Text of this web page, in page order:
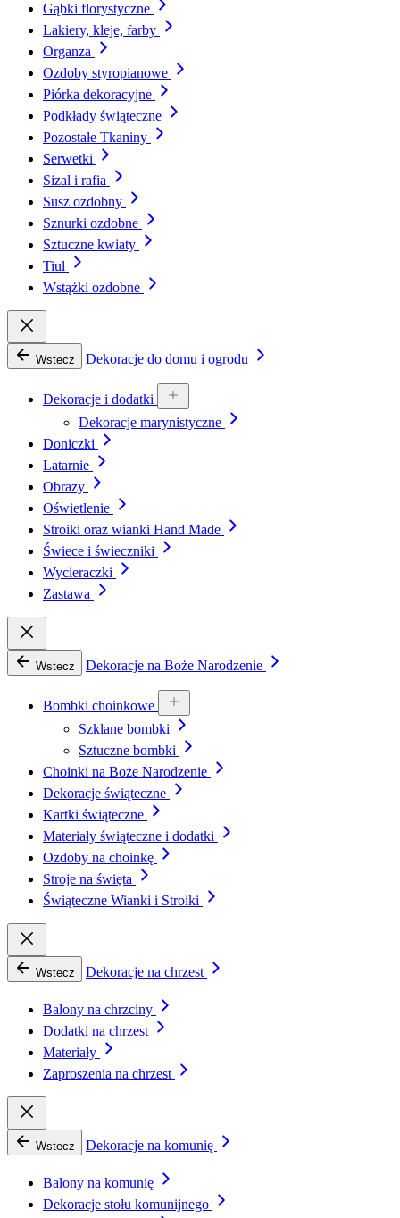
Gąbki florystyczne
Lakiery, kleje, farby
Organza
Ozdoby styropianowe
Piórka dekoracyjne
Podkłady świąteczne
Pozostałe Tkaniny
Serwetki
Sizal i rafia
Susz ozdobny
Sznurki ozdobne
Sztuczne kwiaty
Tiul
Wstążki ozdobne
Wstecz Dekoracje do domu i ogrodu
Dekoracje i dodatki
Dekoracje marynistyczne
Doniczki
Latarnie
Obrazy
Oświetlenie
Stroiki oraz wianki Hand Made
Świece i świeczniki
Wycieraczki
Zastawa
Wstecz Dekoracje na Boże Narodzenie
Bombki choinkowe
Szklane bombki
Sztuczne bombki
Choinki na Boże Narodzenie
Dekoracje świąteczne
Kartki świąteczne
Materiały świąteczne i dodatki
Ozdoby na choinkę
Stroje na święta
Świąteczne Wianki i Stroiki
Wstecz Dekoracje na chrzest
Balony na chrzciny
Dodatki na chrzest
Materiały
Zaproszenia na chrzest
Wstecz Dekoracje na komunię
Balony na komunię
Dekoracje stołu komunijnego